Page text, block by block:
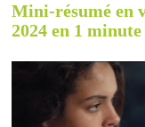
Mini-résumé en
2024 en 1